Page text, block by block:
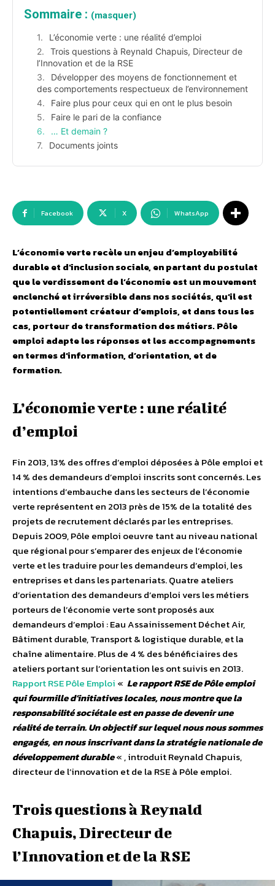
Sommaire : (masquer)
L’économie verte : une réalité d’emploi
Trois questions à Reynald Chapuis, Directeur de
l’Innovation et de la RSE
Développer des moyens de fonctionnement et
des comportements respectueux de l’environnement
Faire plus pour ceux qui en ont le plus besoin
Faire le pari de la confiance
… Et demain ?
Documents joints
Facebook X WhatsApp
L’économie verte recèle un enjeu d’employabilité
durable et d’inclusion sociale, en partant du postulat
que le verdissement de l’économie est un mouvement
enclenché et irréversible dans nos sociétés, qu’il est
potentiellement créateur d’emplois, et dans tous les
cas, porteur de transformation des métiers. Pôle
emploi adapte les réponses et les accompagnements
en termes d’information, d’orientation, et de
formation.
L’économie verte : une réalité
d’emploi
Fin 2013, 13% des offres d’emploi déposées à Pôle emploi et
14 % des demandeurs d’emploi inscrits sont concernés. Les
intentions d’embauche dans les secteurs de l’économie
verte représentent en 2013 près de 15% de la totalité des
projets de recrutement déclarés par les entreprises.
Depuis 2009, Pôle emploi oeuvre tant au niveau national
que régional pour s’emparer des enjeux de l’économie
verte et les traduire pour les demandeurs d’emploi, les
entreprises et dans les partenariats. Quatre ateliers
d’orientation des demandeurs d’emploi vers les métiers
porteurs de l’économie verte sont proposés aux
demandeurs d’emploi : Eau Assainissement Déchet Air,
Bâtiment durable, Transport & logistique durable, et la
chaîne alimentaire. Plus de 4 % des bénéficiaires des
ateliers portant sur l’orientation les ont suivis en 2013.
Rapport RSE Pôle Emploi « Le rapport RSE de Pôle emploi
qui fourmille d’initiatives locales, nous montre que la
responsabilité sociétale est en passe de devenir une
réalité de terrain. Un objectif sur lequel nous nous sommes
engagés, en nous inscrivant dans la stratégie nationale de
développement durable« , introduit Reynald Chapuis,
directeur de l’innovation et de la RSE à Pôle emploi.
Trois questions à Reynald
Chapuis, Directeur de
l’Innovation et de la RSE